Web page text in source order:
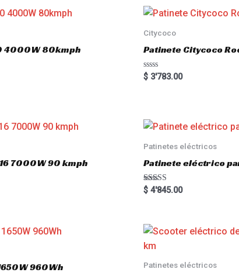
4000W 80kmph
Citycoco
Patinete Citycoco
R
a
o
u
o
f
5
$ 3'783.00
7000W 90 kmph
Patinetes eléctricos
Patinete eléctrico
Rated
5.00
$ 4'845.00
960Wh Patinetes eléctricos